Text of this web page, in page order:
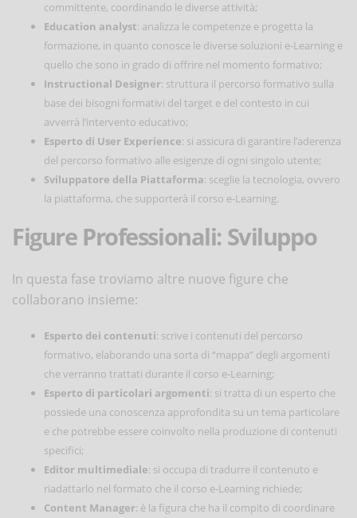
committente, coordinando le diverse attività;
Education analyst: analizza le competenze e progetta la
formazione, in quanto conosce le diverse soluzioni e-Learning e
quello che sono in grado di offrire nel momento formativo;
Instructional Designer: struttura il percorso formativo sulla
base dei bisogni formativi del target e del contesto in cui
avverrà l’intervento educativo;
Esperto di User Experience: si assicura di garantire l’aderenza
del percorso formativo alle esigenze di ogni singolo utente;
Sviluppatore della Piattaforma: sceglie la tecnologia, ovvero
la piattaforma, che supporterà il corso e-Learning.
Figure Professionali: Sviluppo
In questa fase troviamo altre nuove figure che
collaborano insieme:
Esperto dei contenuti: scrive i contenuti del percorso
formativo, elaborando una sorta di “mappa” degli argomenti
che verranno trattati durante il corso e-Learning;
Esperto di particolari argomenti: si tratta di un esperto che
possiede una conoscenza approfondita su un tema particolare
e che potrebbe essere coinvolto nella produzione di contenuti
specifici;
Editor multimediale: si occupa di tradurre il contenuto e
riadattarlo nel formato che il corso e-Learning richiede;
Content Manager: è la figura che ha il compito di coordinare